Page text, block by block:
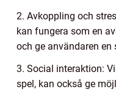
2. Avkoppling och
kan fungera som en
och ge användaren
3. Social interaktion:
spel, kan också ge